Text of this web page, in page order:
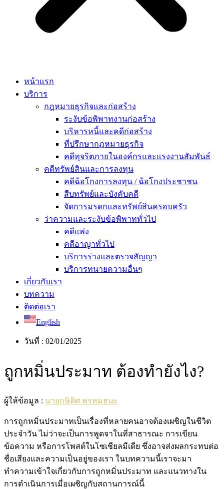
หน้าแรก
บริการ
กฎหมายธุรกิจและก่อสร้าง
ระงับข้อพิพาทงานก่อสร้าง
บริหารหนี้และคดีก่อสร้าง
ที่ปรึกษากฎหมายธุรกิจ
คดีทุจริตภายในองค์กรและแรงงานสัมพันธ์
คดีทรัพย์สินและการลงทุน
คดีฉ้อโกงการลงทุน / ฉ้อโกงประชาชน
สืบทรัพย์และบังคับคดี
จัดการมรดกและทรัพย์สินครอบครัว
ว่าความและระงับข้อพิพาททั่วไป
คดีแพ่ง
คดีอาญาทั่วไป
บริการร่างและตรวจสัญญา
บริการทนายความอื่นๆ
เกี่ยวกับเรา
บทความ
ติดต่อเรา
English
วันที่ : 02/01/2025
ถูกหมิ่นประมาท ต้องทำยังไง?
ผู้ให้ข้อมูล : นายกษิดิศ พรหมธนะ
การถูกหมิ่นประมาทเป็นเรื่องที่หลายคนอาจต้องเผชิญในชีวิต
ประจำวัน ไม่ว่าจะเป็นการพูดจาในที่สาธารณะ การเขียน
ข้อความ หรือการโพสต์ในโซเชียลมีเดีย ซึ่งอาจส่งผลกระทบต่อ
ชื่อเสียงและความเป็นอยู่ของเรา ในบทความนี้เราจะมา
ทำความเข้าใจเกี่ยวกับการถูกหมิ่นประมาท และแนวทางใน
การดำเนินการเมื่อเผชิญกับสถานการณ์นี้